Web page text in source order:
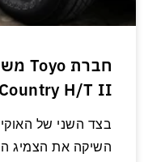
Country H/T II
בצד השני של